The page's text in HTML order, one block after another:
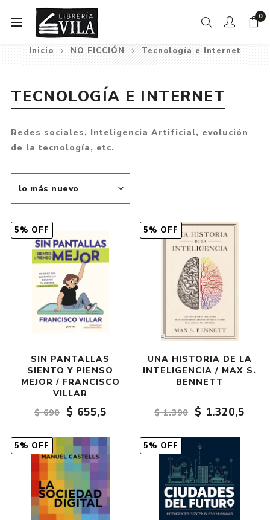
0
Inicio NO FICCIÓN Tecnología e Internet
TECNOLOGÍA E INTERNET
Redes sociales, Inteligencia Artificial, evolución
de la tecnología, etc.
5% OFF
SIN PANTALLAS
SIENTO Y PIENSO
MEJOR / FRANCISCO
VILLAR
$ 690
$ 655,5
5% OFF
UNA HISTORIA DE LA
INTELIGENCIA / MAX S.
BENNETT
$ 1.390 $ 1.320,5
5% OFF 5% OFF